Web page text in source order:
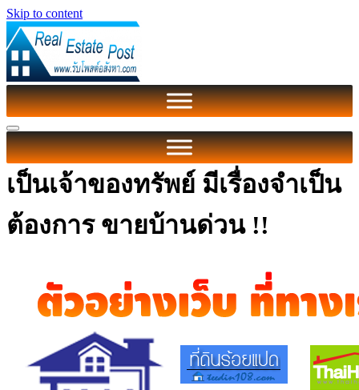
Skip to content
เป็นเจ้าของทรัพย์ มีเรื่องจำเป็น
ต้องการ ขายบ้านด่วน !!